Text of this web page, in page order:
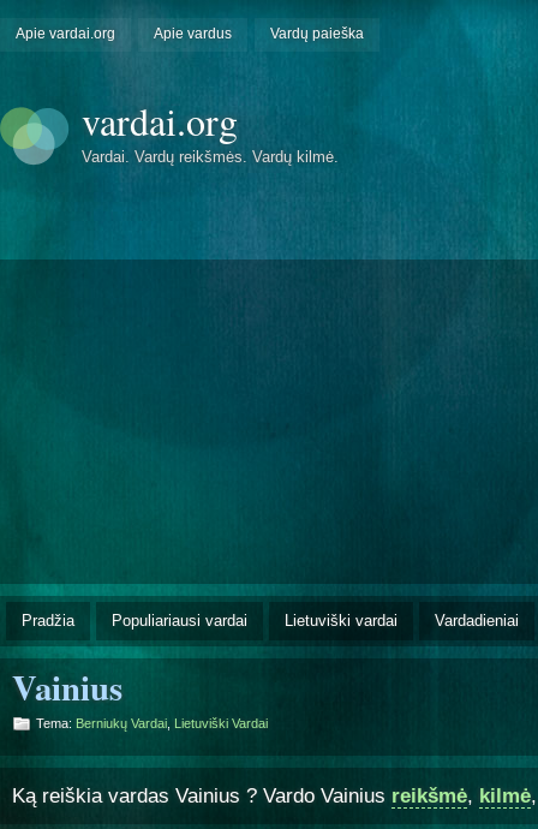
Apie vardai.org Apie vardus Vardų paieška
vardai.org
Vardai. Vardų reikšmės. Vardų kilmė.
Pradžia Populiariausi vardai Lietuviški vardai Vardadieniai
Vainius
Tema: Berniukų Vardai Lietuviški Vardai
Ką reiškia vardas Vainius ? Vardo Vainius reikšmė, kilmė